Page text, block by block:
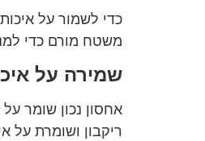
כדי לשמור על
משטח מורם כדי
שמירה על
אחסון נכון שומר
ריקבון ושומרת על